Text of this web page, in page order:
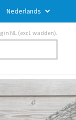
in NL (excl. wadden).